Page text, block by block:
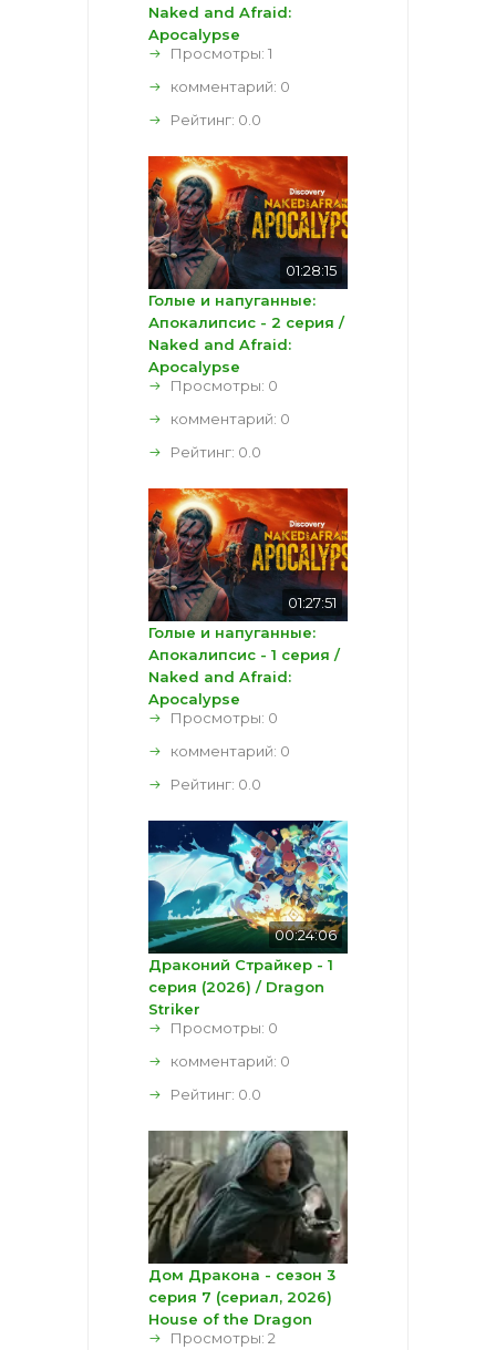
Naked and Afraid:
Apocalypse
Просмотры: 1
комментарий: 0
Рейтинг: 0.0
01:28:15
Голые и напуганные:
Апокалипсис - 2 серия /
Naked and Afraid:
Apocalypse
Просмотры: 0
комментарий: 0
Рейтинг: 0.0
01:27:51
Голые и напуганные:
Апокалипсис - 1 серия /
Naked and Afraid:
Apocalypse
Просмотры: 0
комментарий: 0
Рейтинг: 0.0
00:24:06
Драконий Страйкер - 1
серия (2026) / Dragon
Striker
Просмотры: 0
комментарий: 0
Рейтинг: 0.0
Дом Дракона - сезон 3
серия 7 (сериал, 2026)
House of the Dragon
Просмотры: 2